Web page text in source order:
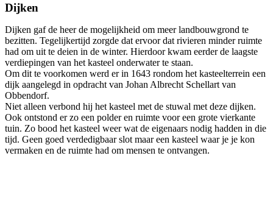
Dijken
Dijken gaf de heer de mogelijkheid om meer landbouwgrond te
bezitten. Tegelijkertijd zorgde dat ervoor dat rivieren minder ruimte
had om uit te deien in de winter. Hierdoor kwam eerder de laagste
verdiepingen van het kasteel onderwater te staan.
Om dit te voorkomen werd er in 1643 rondom het kasteelterrein een
dijk aangelegd in opdracht van Johan Albrecht Schellart van
Obbendorf.
Niet alleen verbond hij het kasteel met de stuwal met deze dijken.
Ook ontstond er zo een polder en ruimte voor een grote vierkante
tuin. Zo bood het kasteel weer wat de eigenaars nodig hadden in die
tijd. Geen goed verdedigbaar slot maar een kasteel waar je je kon
vermaken en de ruimte had om mensen te ontvangen.